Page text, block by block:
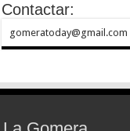
Contactar:
gomeratoday@gmail.com